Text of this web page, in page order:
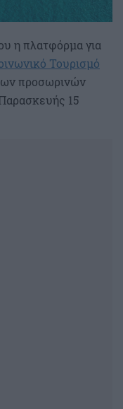
η πλατφόρμα για
Τουρισμό
προσωρινών
15